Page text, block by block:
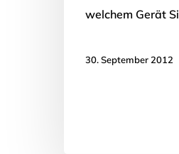
welchem Gerät
30. September 2012